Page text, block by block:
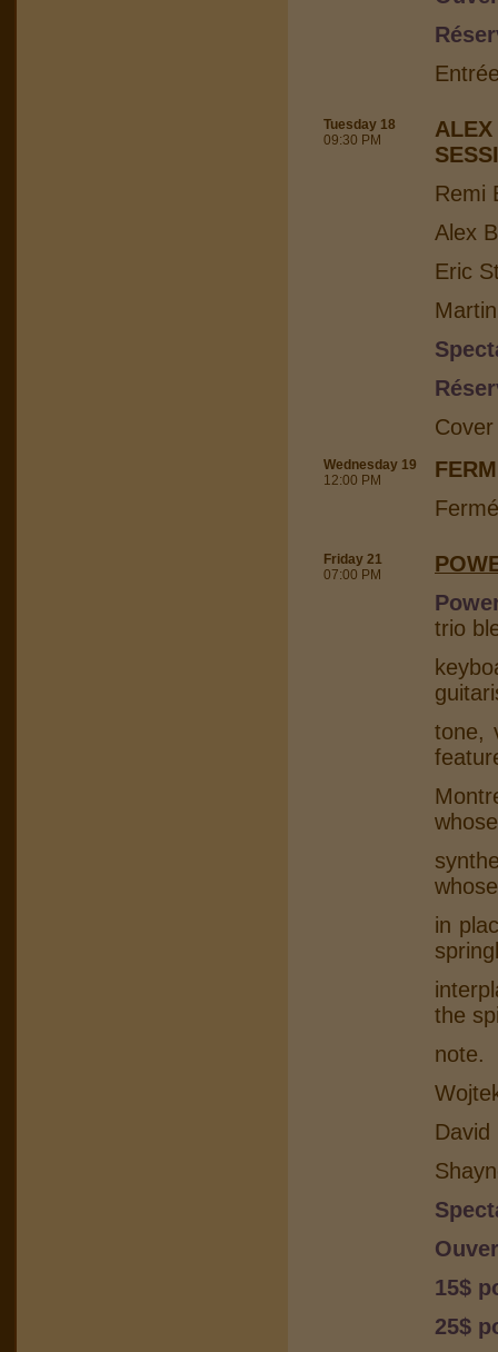
Tuesday 18
09:30 PM
Remi
Alex
Eric
Wednesday 19
12:00 PM
Friday 21
07:00 PM
trio
tone,
in
the
note.
David
15$
25$